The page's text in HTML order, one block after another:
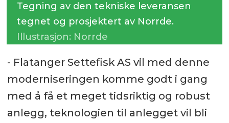
Tegning av den tekniske leveransen
tegnet og prosjektert av Norrde.
Illustrasjon: Norrde
- Flatanger Settefisk AS vil med denne
moderniseringen komme godt i gang
med å få et meget tidsriktig og robust
anlegg, teknologien til anlegget vil bli